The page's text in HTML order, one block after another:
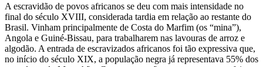
A escravidão de povos africanos se deu com mais intensidade no
final do século XVIII, considerada tardia em relação ao restante do
Brasil. Vinham principalmente de Costa do Marfim (os “mina”),
Angola e Guiné-Bissau, para trabalharem nas lavouras de arroz e
algodão. A entrada de escravizados africanos foi tão expressiva que,
no início do século XIX, a população negra já representava 55% dos